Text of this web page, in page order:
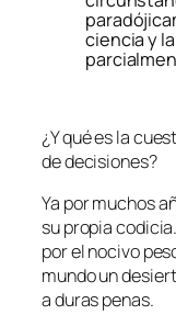
ciencia y
¿Y qué es la
de decisiones?
Ya por muchos
su propia
por el nocivo
mundo un
a duras penas.